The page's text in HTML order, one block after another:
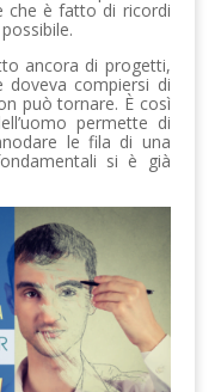
che è fatto di ricordi
ancora di progetti,
doveva compiersi di
può tornare. È così
permette di
le fila di una
si è già